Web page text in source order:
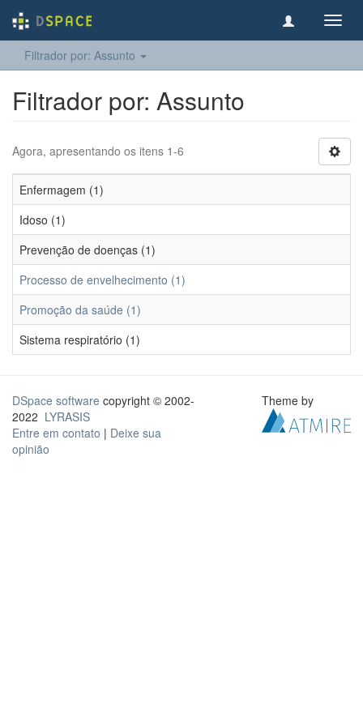
Filtrador por: Assunto
Filtrador por: Assunto
Agora, apresentando os itens 1-6
Enfermagem (1)
Idoso (1)
Prevenção de doenças (1)
Processo de envelhecimento (1)
Promoção da saúde (1)
Sistema respiratório (1)
DSpace software copyright © 2002-
2022 LYRASIS
Entre em contato | Deixe sua
opinião
Theme by